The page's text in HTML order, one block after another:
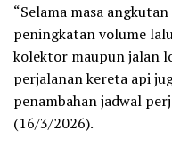
“Selama masa
peningkatan volume
kolektor maupun jalan
perjalanan kereta api
penambahan jadwal
(16/3/2026).